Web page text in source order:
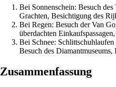
Bei Sonnenschein: Besuch
Grachten, Besichtigung des
Bei Regen: Besuch der Van
überdachten
Bei Schnee:
Besuch des Diamantmuseums,
Zusammenfassung